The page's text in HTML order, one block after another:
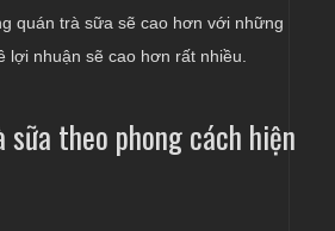
quán trà sữa sẽ cao hơn với những
lợi nhuận sẽ cao hơn rất nhiều.
theo phong cách hiện